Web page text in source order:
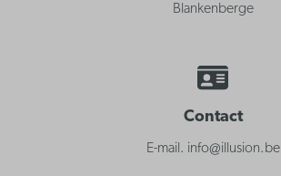
Blankenberge
Contact
E-mail. info@illusion.be